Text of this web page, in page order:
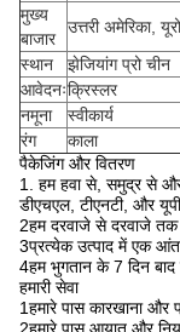
मुख्य
बाजार
उत्तरी अमेरिका,
स्थान
झेजियांग प्रो चीन
आवेदनःक्रिस्लर
नमूना
स्वीकार्य
रंग
काला
पैकेजिंग और वितरण
1. हम हवा से, समुद्र से
डीएचएल, टीएनटी, और
2हम दरवाजे से दरवाजे
3प्रत्येक उत्पाद में एक
4हम भुगतान के 7 दिन
हमारी सेवा
1हमारे पास कारखाना और